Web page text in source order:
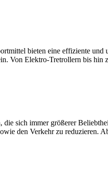
bieten eine effiziente und
Von Elektro-Tretrollern bis hin
sich immer größerer
den Verkehr zu reduzieren.